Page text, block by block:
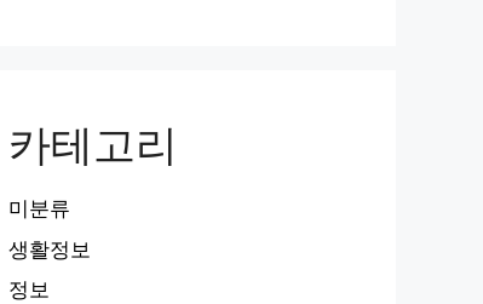
카테고리
미분류
생활정보
정보